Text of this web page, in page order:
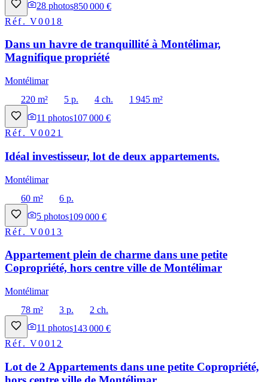
28 photos850 000 €
Réf.V0018
Dans un havre de tranquillité à Montélimar,
Magnifique propriété
Montélimar
220 m²
5 p. 4 ch.
1 945 m²
11 photos107 000 €
Réf.V0021
Idéal investisseur, lot de deux appartements.
Montélimar
60 m²
6 p.
5 photos109 000 €
Réf.V0013
Appartement plein de charme dans une petite
Copropriété, hors centre ville de Montélimar
Montélimar
78 m²
3 p.
2 ch.
11 photos143 000 €
Réf.V0012
Lot de 2 Appartements dans une petite Copropriété,